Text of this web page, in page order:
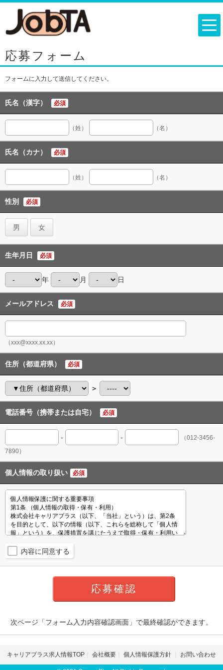
応募フォーム
フォームに入力して送信してください。
氏名（漢字） 必須
（姓） （名）
氏名（カナ） 必須
（姓） （名）
性別 必須
男 女
生年月日 必須
年 月 日
メールアドレス 必須
（xxx@xxxx.xx.xx）
住所（都道府県） 必須
＞
電話番号（携帯または自宅） 必須
- -
（012-3456-
7890）
個人情報の取り扱い 必須
内容に同意する
次ページ「フォーム入力内容確認画面」で最終確認ができます。
キャリアプラス求人情報TOP 会社概要 個人情報保護方針 お問い合わせ